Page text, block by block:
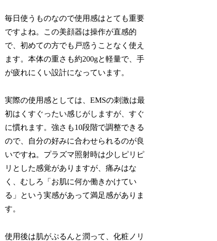
毎日使うものなので使用感はとても重要
ですよね。この美顔器は操作が直感的
で、初めての方でも戸惑うことなく使え
ます。本体の重さも約200gと軽量で、手
が疲れにくい設計になっています。
実際の使用感としては、EMSの刺激は最
初はくすぐったい感じがしますが、すぐ
に慣れます。強さも10段階で調整できる
ので、自分の好みに合わせられるのが良
いですね。プラズマ照射時は少しピリピ
リとした感覚がありますが、痛みはな
く、むしろ「お肌に何か働きかけてい
る」という実感があって満足感がありま
す。
使用後は肌がぷるんと潤って、化粧ノリ